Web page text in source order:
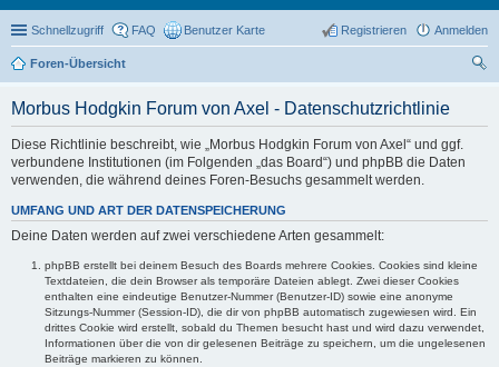
Schnellzugriff FAQ Benutzer Karte Anmelden
Registrieren
Foren-Übersicht
Morbus Hodgkin Forum von Axel - Datenschutzrichtlinie
Diese Richtlinie beschreibt, wie „Morbus Hodgkin Forum von Axel“ und ggf.
verbundene Institutionen (im Folgenden „das Board“) und phpBB die Daten
verwenden, die während deines Foren-Besuchs gesammelt werden.
UMFANG UND ART DER DATENSPEICHERUNG
Deine Daten werden auf zwei verschiedene Arten gesammelt:
phpBB erstellt bei deinem Besuch des Boards mehrere Cookies. Cookies sind kleine
Textdateien, die dein Browser als temporäre Dateien ablegt. Zwei dieser Cookies
enthalten eine eindeutige Benutzer-Nummer (Benutzer-ID) sowie eine anonyme
Sitzungs-Nummer (Session-ID), die dir von phpBB automatisch zugewiesen wird. Ein
drittes Cookie wird erstellt, sobald du Themen besucht hast und wird dazu verwendet,
Informationen über die von dir gelesenen Beiträge zu speichern, um die ungelesenen
Beiträge markieren zu können.